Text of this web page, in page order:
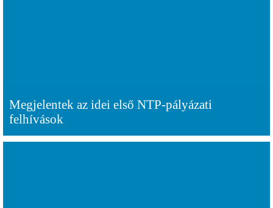
Megjelentek az idei első NTP-pályázati
felhívások